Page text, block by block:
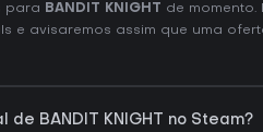
para BANDIT KNIGHT de momento.
e avisaremos assim que uma
BANDIT KNIGHT no Steam?